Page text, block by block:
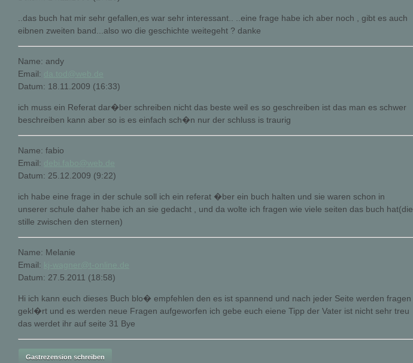
..das buch hat mir sehr gefallen,es war sehr interessant.. ..eine frage habe ich aber noch , gibt es auch
eibnen zweiten band...also wo die geschichte weitegeht ? danke
Name: andy
Email:
Datum: 18.11.2009 (16:33)
ich muss ein Referat dar�ber schreiben nicht das beste weil es so geschreiben ist das man es schwer
beschreiben kann aber so is es einfach sch�n nur der schluss is traurig
Name: fabio
Email:
Datum: 25.12.2009 (9:22)
ich habe eine frage in der schule soll ich ein referat �ber ein buch halten und sie waren schon in
unserer schule daher habe ich an sie gedacht , und da wolte ich fragen wie viele seiten das buch hat(die
stille zwischen den sternen)
Name: Melanie
Email:
Datum: 27.5.2011 (18:58)
Hi ich kann euch dieses Buch blo� empfehlen den es ist spannend und nach jeder Seite werden fragen
gekl�rt und es werden neue Fragen aufgeworfen ich gebe euch eiene Tipp der Vater ist nicht sehr treu
das werdet ihr auf seite 31 Bye